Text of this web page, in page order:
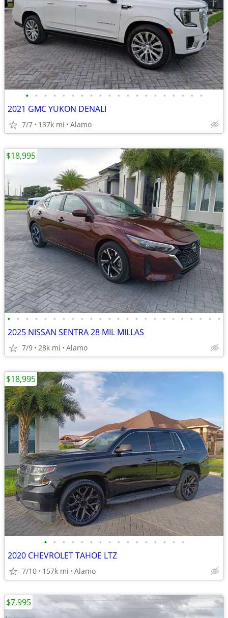
• • • • • • • • • • • • • • • • • • • •
2021 GMC YUKON DENALI
7/7 137k mi Alamo
• • • • • • • • • • • • • • • • • • • • • • • •
2025 NISSAN SENTRA 28 MIL MILLAS
7/9 28k mi Alamo
$18,995
• • • • • • • • • • • • • • • •
2020 CHEVROLET TAHOE LTZ
7/10 157k mi Alamo
$18,995
$7,995